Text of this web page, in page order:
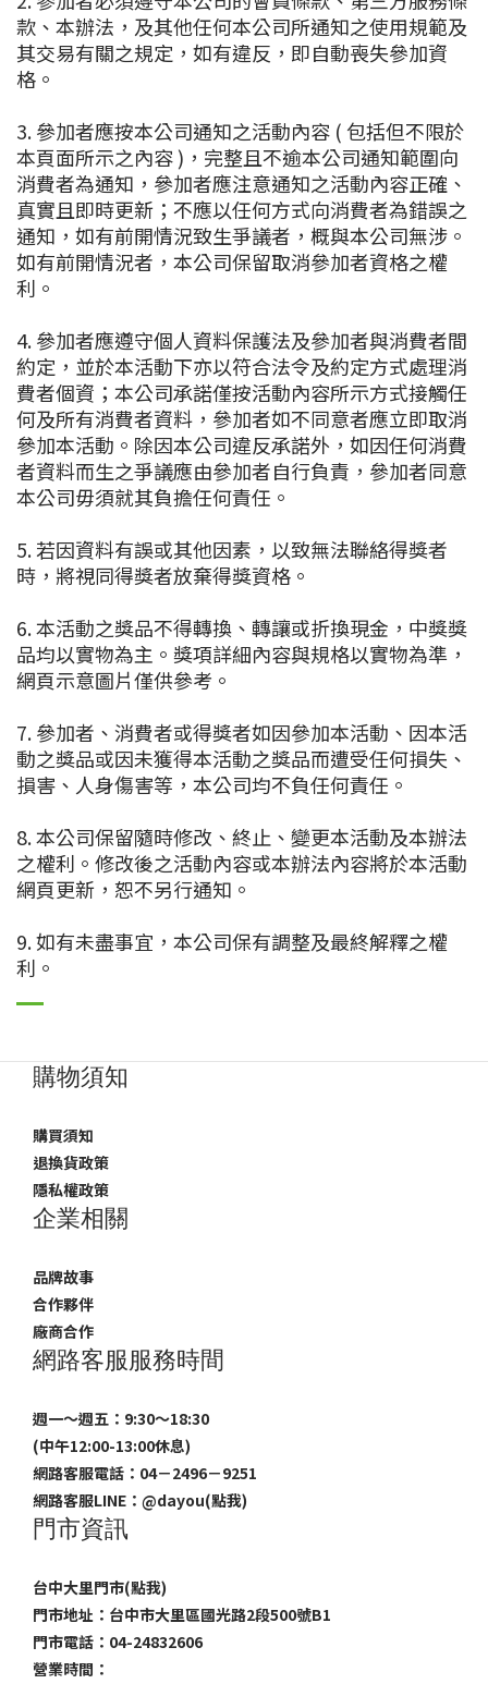
款、本辦法，及其他任何本公司所通知之使用規範及
其交易有關之規定，如有違反，即自動喪失參加資
格。
3. 參加者應按本公司通知之活動內容 ( 包括但不限於
本頁面所示之內容 )，完整且不逾本公司通知範圍向
消費者為通知，參加者應注意通知之活動內容正確、
真實且即時更新；不應以任何方式向消費者為錯誤之
通知，如有前開情況致生爭議者，概與本公司無涉。
如有前開情況者，本公司保留取消參加者資格之權
利。
4. 參加者應遵守個人資料保護法及參加者與消費者間
約定，並於本活動下亦以符合法令及約定方式處理消
費者個資；本公司承諾僅按活動內容所示方式接觸任
何及所有消費者資料，參加者如不同意者應立即取消
參加本活動。除因本公司違反承諾外，如因任何消費
者資料而生之爭議應由參加者自行負責，參加者同意
本公司毋須就其負擔任何責任。
5. 若因資料有誤或其他因素，以致無法聯絡得獎者
時，將視同得獎者放棄得獎資格。
6. 本活動之獎品不得轉換、轉讓或折換現金，中獎獎
品均以實物為主。獎項詳細內容與規格以實物為準，
網頁示意圖片僅供參考。
7. 參加者、消費者或得獎者如因參加本活動、因本活
動之獎品或因未獲得本活動之獎品而遭受任何損失、
損害、人身傷害等，本公司均不負任何責任。
8. 本公司保留隨時修改、終止、變更本活動及本辦法
之權利。修改後之活動內容或本辦法內容將於本活動
網頁更新，恕不另行通知。
9. 如有未盡事宜，本公司保有調整及最終解釋之權
利。
購物須知
購買須知
退換貨政策
隱私權政策
企業相關
品牌故事
合作夥伴
廠商合作
網路客服服務時間
週一～週五：9:30～18:30
(中午12:00-13:00休息)
網路客服電話：04－2496－9251
網路客服LINE： @dayou(點我)
門市資訊
台中大里門市(點我)
門市地址：台中市大里區國光路2段500號B1
門市電話：04-24832606
營業時間：